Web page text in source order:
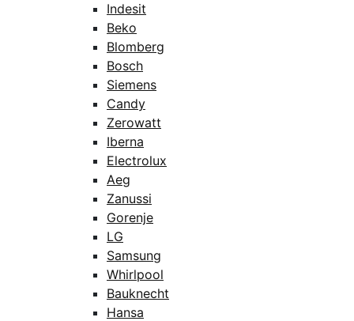
Indesit
Beko
Blomberg
Bosch
Siemens
Candy
Zerowatt
Iberna
Electrolux
Aeg
Zanussi
Gorenje
LG
Samsung
Whirlpool
Bauknecht
Hansa